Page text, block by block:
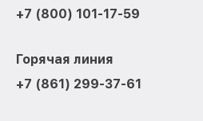
+7 (800) 101-17-59
Горячая линия
+7 (861) 299-37-61